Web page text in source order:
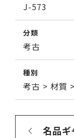
J-573
分類
考古
種別
考古 > 材質
名品ギ